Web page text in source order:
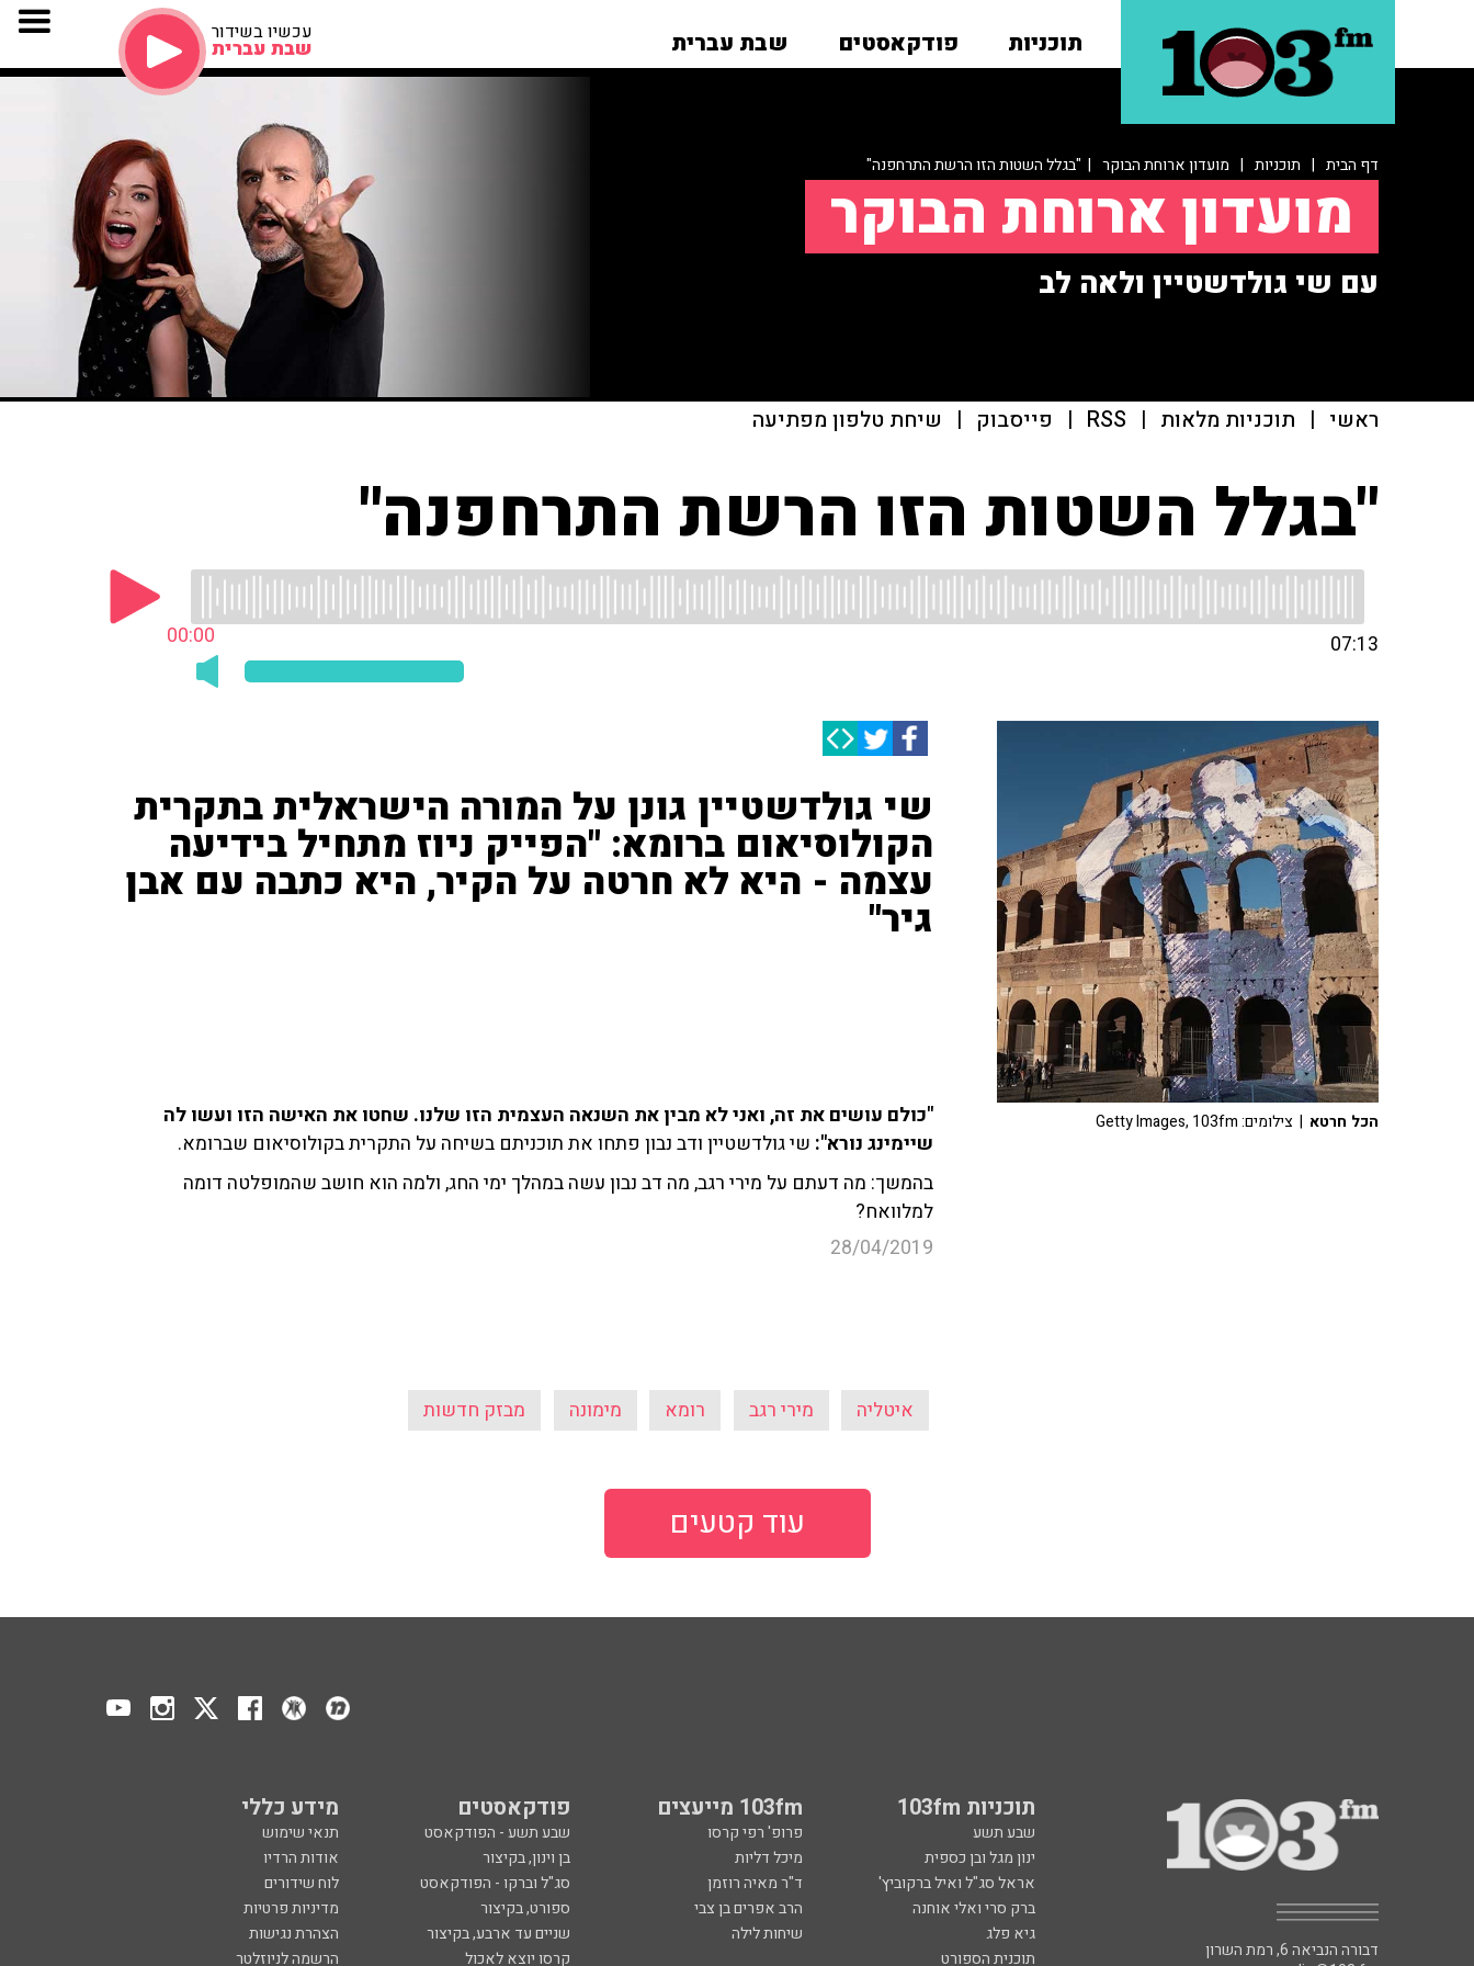
תוכניות פודקאסטים שבת עברית עכשיו בשידור
שבת עברית
דף הבית | תוכניות | מועדון ארוחת הבוקר | "בגלל השטות הזו הרשת התרחפנה"
מועדון ארוחת הבוקר
עם שי גולדשטיין ולאה לב
ראשי | תוכניות מלאות |
RSS
| פייסבוק | שיחת טלפון מפתיעה
"בגלל השטות הזו הרשת התרחפנה"
00:00 07:13
שי גולדשטיין גונן על המורה הישראלית בתקרית
הקולוסיאום ברומא: "הפייק ניוז מתחיל בידיעה
עצמה - היא לא חרטה על הקיר, היא כתבה עם אבן
גיר"
"כולם עושים את זה, ואני לא מבין את השנאה העצמית הזו שלנו. שחטו את האישה הזו ועשו לה
שיימינג נורא": שי גולדשטיין ודב נבון פתחו את תוכניתם בשיחה על התקרית בקולוסיאום שברומא.
בהמשך: מה דעתם על מירי רגב, מה דב נבון עשה במהלך ימי החג, ולמה הוא חושב שהמופלטה דומה
למלוואח?
28/04/2019
איטליה מירי רגב רומא מימונה מבזק חדשות
הכל חרטא | צילומים: Getty Images, 103fm
עוד קטעים
תוכניות 103fm 103fm מייעצים פודקאסטים מידע כללי
שבע תשע פרופ' רפי קרסו שבע תשע - הפודקאסט
תנאי שימוש
ינון מגל ובן כספית
מיכל דליות בן וינון, בקיצור
אודות הרדיו
אראל סג"ל ואיל ברקוביץ'
ד"ר מאיה רוזמן סג"ל וברקו - הפודקאסט
לוח שידורים
ברק סרי ואלי אוחנה
הרב אפרים בן צבי ספורט, בקיצור
מדיניות פרטיות
גיא פלג
שיחות לילה שניים עד ארבע, בקיצור
הצהרת נגישות
תוכנית הספורט
קרסו יוצא לאכול הרשמה לניוזלטר
דבורה הנביאה 6, רמת השרון